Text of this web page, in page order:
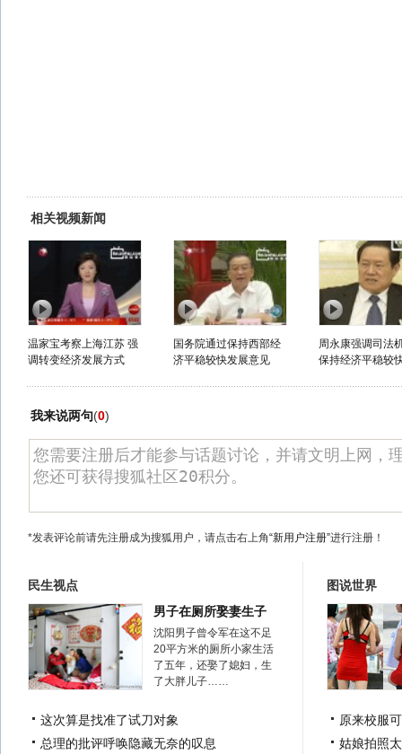
相关视频新闻
温家宝考察上海江苏 强
调转变经济发展方式
国务院通过保持西部经
济平稳较快发展意见
周永康强调司法
保持经济平稳较
我来说两句(0)
*发表评论前请先注册成为搜狐用户，请点击右上角“新用户注册”进行注册！
民生视点
男子在厕所娶妻生子
沈阳男子曾令军在这不足
20平方米的厕所小家生活
了五年，还娶了媳妇，生
了大胖儿子……
这次算是找准了试刀对象
总理的批评呼唤隐藏无奈的叹息
图说世界
原来校服
姑娘拍照